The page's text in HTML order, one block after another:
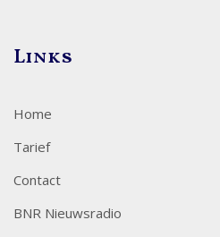
Links
Home
Tarief
Contact
BNR Nieuwsradio